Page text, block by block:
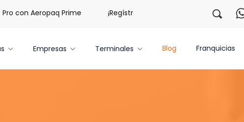
con Aeropaq Prime ¡Regístrate con nosotros y obtén 20 libras
Empresas Terminales Blog Franquicias